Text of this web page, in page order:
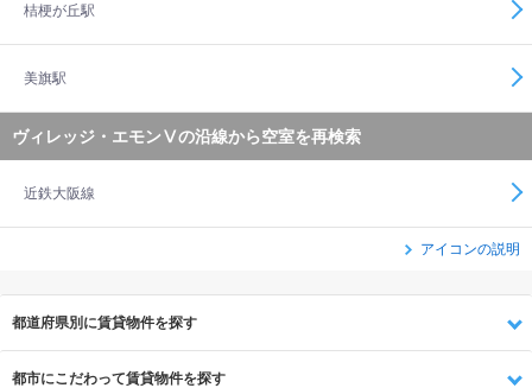
桔梗が丘駅
美旗駅
ヴィレッジ・エモンⅤの沿線から空室を再検索
近鉄大阪線
アイコンの説明
都道府県別に賃貸物件を探す
都市にこだわって賃貸物件を探す